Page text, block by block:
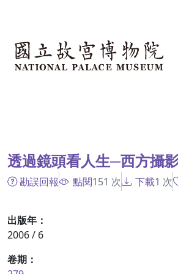
透過鏡頭看人生─西方攝
勘誤回報 點閱151 次 下載1 次
出版年：
2006 / 6
卷期：